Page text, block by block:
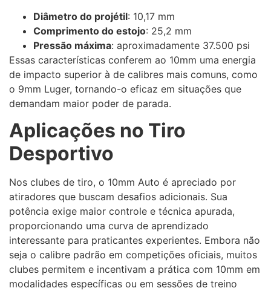
Diâmetro do projétil: 10,17 mm
Comprimento do estojo: 25,2 mm
Pressão máxima: aproximadamente 37.500 psi
Essas características conferem ao 10mm uma energia
de impacto superior à de calibres mais comuns, como
o 9mm Luger, tornando-o eficaz em situações que
demandam maior poder de parada.
Aplicações no Tiro
Desportivo
Nos clubes de tiro, o 10mm Auto é apreciado por
atiradores que buscam desafios adicionais. Sua
potência exige maior controle e técnica apurada,
proporcionando uma curva de aprendizado
interessante para praticantes experientes. Embora não
seja o calibre padrão em competições oficiais, muitos
clubes permitem e incentivam a prática com 10mm em
modalidades específicas ou em sessões de treino